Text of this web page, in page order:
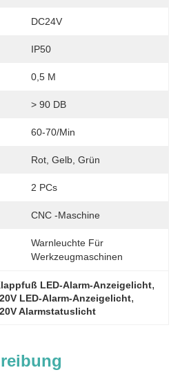
DC24V
IP50
0,5 M
> 90 DB
60-70/Min
Rot, Gelb, Grün
2 PCs
CNC -Maschine
Warnleuchte Für
Werkzeugmaschinen
LED-Alarm-Anzeigelicht
LED-Alarm-Anzeigelicht,
Alarmstatuslicht